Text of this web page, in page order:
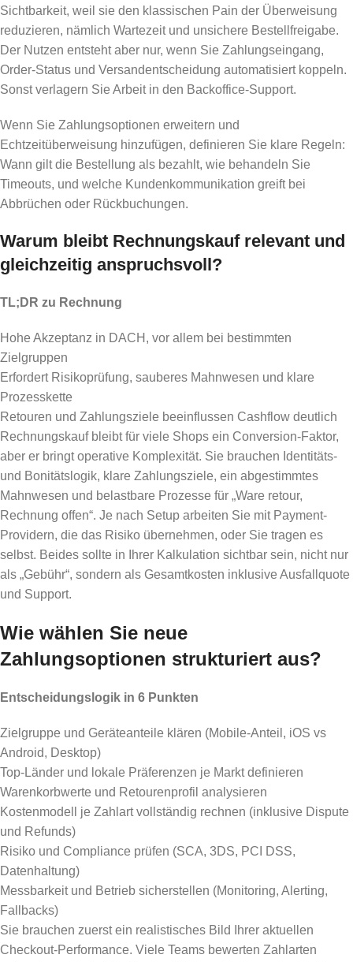
Sichtbarkeit, weil sie den klassischen Pain der Überweisung
reduzieren, nämlich Wartezeit und unsichere Bestellfreigabe.
Der Nutzen entsteht aber nur, wenn Sie Zahlungseingang,
Order-Status und Versandentscheidung automatisiert koppeln.
Sonst verlagern Sie Arbeit in den Backoffice-Support.
Wenn Sie Zahlungsoptionen erweitern und
Echtzeitüberweisung hinzufügen, definieren Sie klare Regeln:
Wann gilt die Bestellung als bezahlt, wie behandeln Sie
Timeouts, und welche Kundenkommunikation greift bei
Abbrüchen oder Rückbuchungen.
Warum bleibt Rechnungskauf relevant und
gleichzeitig anspruchsvoll?
TL;DR zu Rechnung
Hohe Akzeptanz in DACH, vor allem bei bestimmten
Zielgruppen
Erfordert Risikoprüfung, sauberes Mahnwesen und klare
Prozesskette
Retouren und Zahlungsziele beeinflussen Cashflow deutlich
Rechnungskauf bleibt für viele Shops ein Conversion-Faktor,
aber er bringt operative Komplexität. Sie brauchen Identitäts-
und Bonitätslogik, klare Zahlungsziele, ein abgestimmtes
Mahnwesen und belastbare Prozesse für „Ware retour,
Rechnung offen“. Je nach Setup arbeiten Sie mit Payment-
Providern, die das Risiko übernehmen, oder Sie tragen es
selbst. Beides sollte in Ihrer Kalkulation sichtbar sein, nicht nur
als „Gebühr“, sondern als Gesamtkosten inklusive Ausfallquote
und Support.
Wie wählen Sie neue
Zahlungsoptionen strukturiert aus?
Entscheidungslogik in 6 Punkten
Zielgruppe und Geräteanteile klären (Mobile-Anteil, iOS vs
Android, Desktop)
Top-Länder und lokale Präferenzen je Markt definieren
Warenkorbwerte und Retourenprofil analysieren
Kostenmodell je Zahlart vollständig rechnen (inklusive Dispute
und Refunds)
Risiko und Compliance prüfen (SCA, 3DS, PCI DSS,
Datenhaltung)
Messbarkeit und Betrieb sicherstellen (Monitoring, Alerting,
Fallbacks)
Sie brauchen zuerst ein realistisches Bild Ihrer aktuellen
Checkout-Performance. Viele Teams bewerten Zahlarten